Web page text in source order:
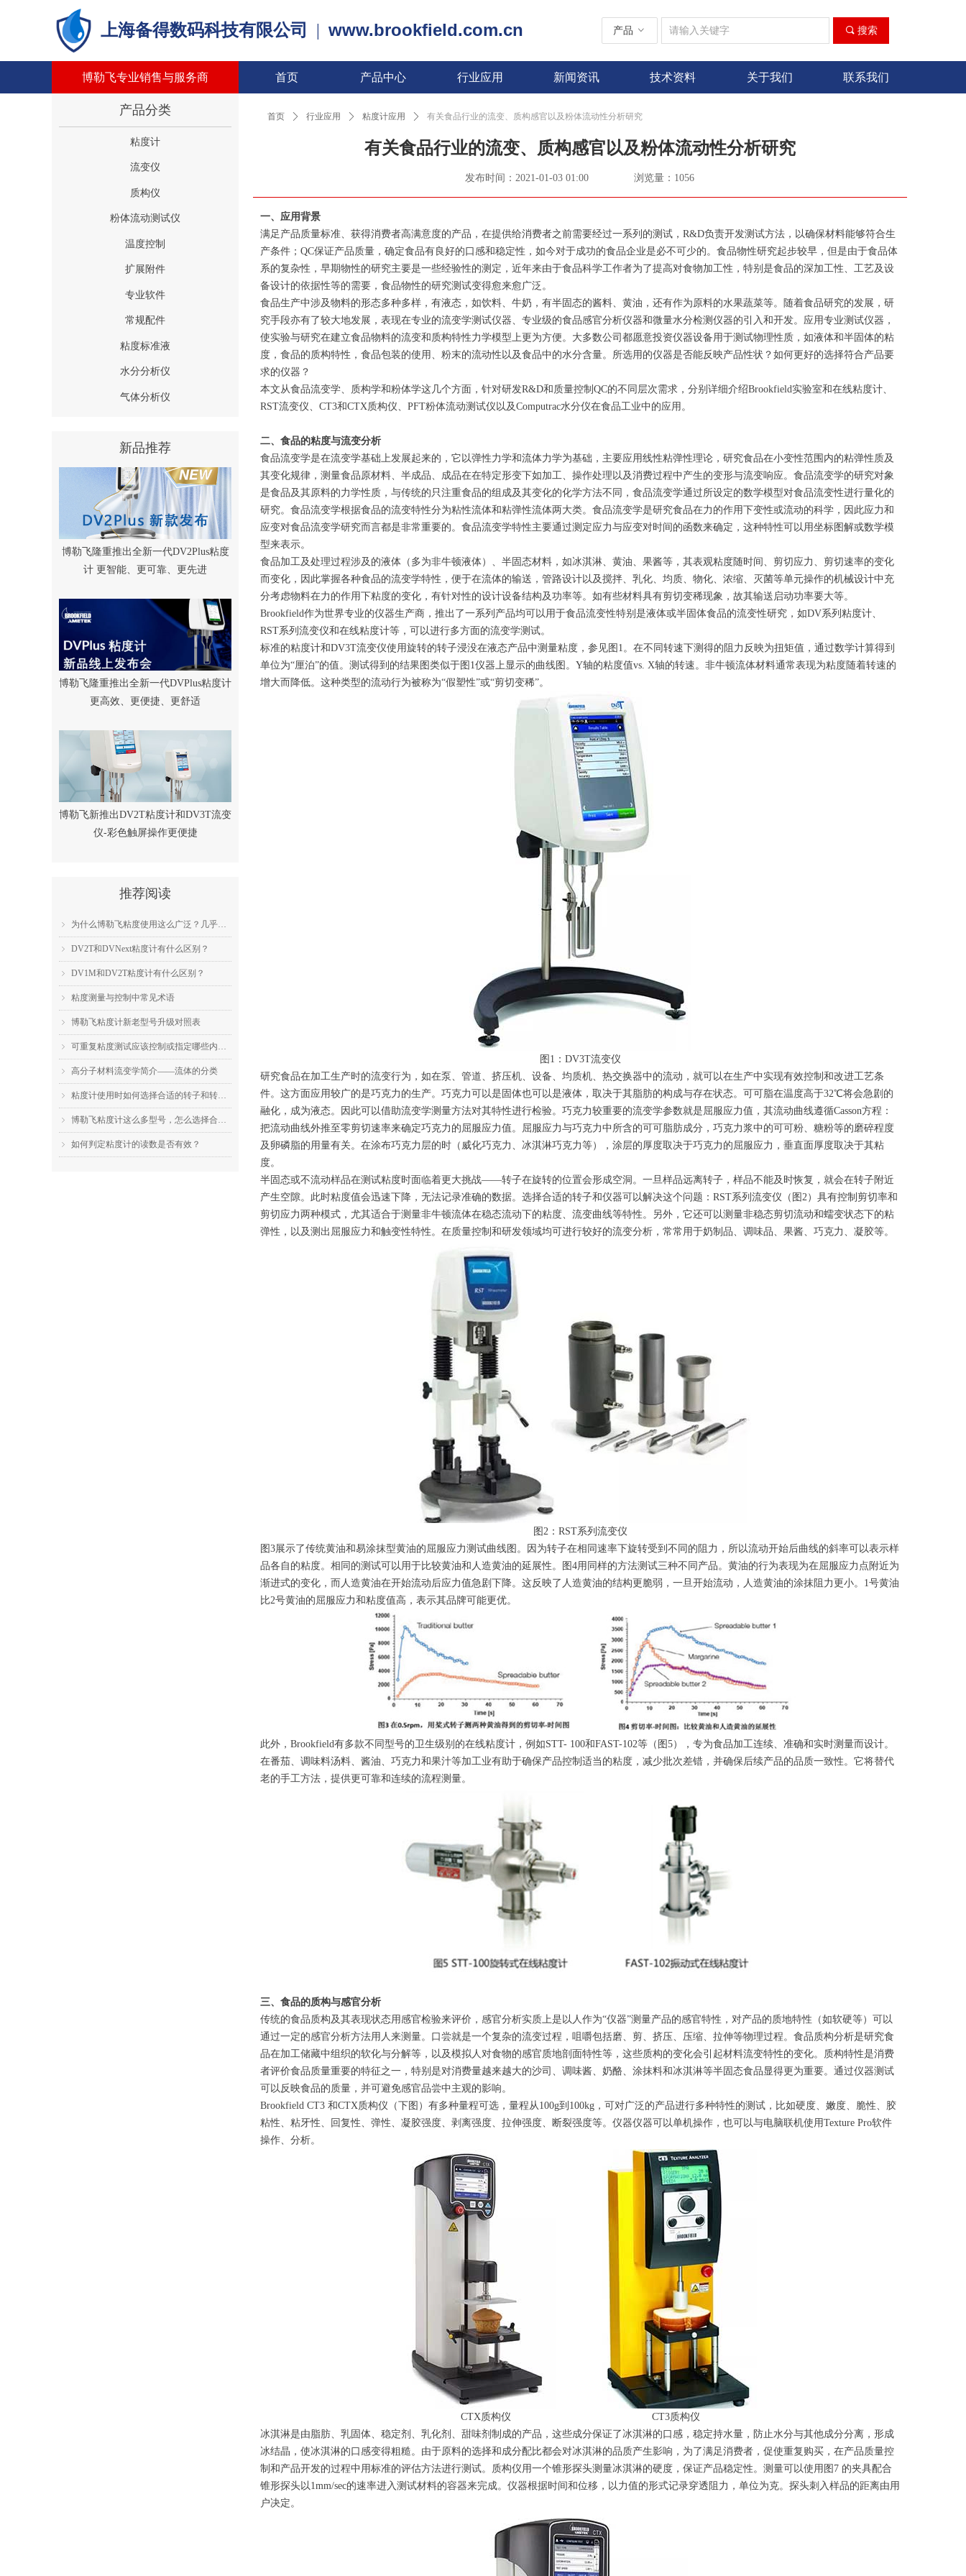
上海备得数码科技有限公司 | www.brookfield.com.cn 끠 搜索
产品 ꀁ
首页 产品中心 行业应用 新闻资讯 技术资料 关于我们 联系我们
博勒飞专业销售与服务商
有关食品行业的流变、质构感官以及粉体流动性分析研究
首页 ꄲ 行业应用 ꄲ 粘度计应用 ꄲ 有关食品行业的流变、质构感官以及粉体流动性分析研究
发布时间： 2021-01-03 01:00 浏览量： 1056
一、应用背景
满足产品质量标准、获得消费者高满意度的产品，在提供给消费者之前需要经过一系列的测试，R&D负责开发测试方法，以确保材料能够符合生
产条件；QC保证产品质量，确定食品有良好的口感和稳定性，如今对于成功的食品企业是必不可少的。食品物性研究起步较早，但是由于食品体
系的复杂性，早期物性的研究主要是一些经验性的测定，近年来由于食品科学工作者为了提高对食物加工性，特别是食品的深加工性、工艺及设
备设计的依据性等的需要，食品物性的研究测试变得愈来愈广泛。
食品生产中涉及物料的形态多种多样，有液态，如饮料、牛奶，有半固态的酱料、黄油，还有作为原料的水果蔬菜等。随着食品研究的发展，研
究手段亦有了较大地发展，表现在专业的流变学测试仪器、专业级的食品感官分析仪器和微量水分检测仪器的引入和开发。应用专业测试仪器，
使实验与研究在建立食品物料的流变和质构特性力学模型上更为方便。大多数公司都愿意投资仪器设备用于测试物理性质，如液体和半固体的粘
度，食品的质构特性，食品包装的使用、粉末的流动性以及食品中的水分含量。所选用的仪器是否能反映产品性状？如何更好的选择符合产品要
求的仪器？
本文从食品流变学、质构学和粉体学这几个方面，针对研发R&D和质量控制QC的不同层次需求，分别详细介绍Brookfield实验室和在线粘度计、
RST流变仪、CT3和CTX质构仪、PFT粉体流动测试仪以及Computrac水分仪在食品工业中的应用。
二、食品的粘度与流变分析
食品流变学是在流变学基础上发展起来的，它以弹性力学和流体力学为基础，主要应用线性粘弹性理论，研究食品在小变性范围内的粘弹性质及
其变化规律，测量食品原材料、半成品、成品在在特定形变下如加工、操作处理以及消费过程中产生的变形与流变响应。食品流变学的研究对象
是食品及其原料的力学性质，与传统的只注重食品的组成及其变化的化学方法不同，食品流变学通过所设定的数学模型对食品流变性进行量化的
研究。食品流变学根据食品的流变特性分为粘性流体和粘弹性流体两大类。食品流变学是研究食品在力的作用下变性或流动的科学，因此应力和
应变对食品流变学研究而言都是非常重要的。食品流变学特性主要通过测定应力与应变对时间的函数来确定，这种特性可以用坐标图解或数学模
型来表示。
食品加工及处理过程涉及的液体（多为非牛顿液体）、半固态材料，如冰淇淋、黄油、果酱等，其表观粘度随时间、剪切应力、剪切速率的变化
而变化，因此掌握各种食品的流变学特性，便于在流体的输送，管路设计以及搅拌、乳化、均质、物化、浓缩、灭菌等单元操作的机械设计中充
分考虑物料在力的作用下粘度的变化，有针对性的设计设备结构及功率等。如有些材料具有剪切变稀现象，故其输送启动功率要大等。
Brookfield作为世界专业的仪器生产商，推出了一系列产品均可以用于食品流变性特别是液体或半固体食品的流变性研究，如DV系列粘度计、
RST系列流变仪和在线粘度计等，可以进行多方面的流变学测试。
标准的粘度计和DV3T流变仪使用旋转的转子浸没在液态产品中测量粘度，参见图1。在不同转速下测得的阻力反映为扭矩值，通过数学计算得到
单位为“厘泊”的值。测试得到的结果图类似于图1仪器上显示的曲线图。Y轴的粘度值vs. X轴的转速。非牛顿流体材料通常表现为粘度随着转速的
增大而降低。这种类型的流动行为被称为“假塑性”或“剪切变稀”。
图1：DV3T流变仪
研究食品在加工生产时的流变行为，如在泵、管道、挤压机、设备、均质机、热交换器中的流动，就可以在生产中实现有效控制和改进工艺条
件。这方面应用较广的是巧克力的生产。巧克力可以是固体也可以是液体，取决于其脂肪的构成与存在状态。可可脂在温度高于32℃将会急剧的
融化，成为液态。因此可以借助流变学测量方法对其特性进行检验。巧克力较重要的流变学参数就是屈服应力值，其流动曲线遵循Casson方程：
把流动曲线外推至零剪切速率来确定巧克力的屈服应力值。屈服应力与巧克力中所含的可可脂肪成分，巧克力浆中的可可粉、糖粉等的磨碎程度
及卵磷脂的用量有关。在涂布巧克力层的时（威化巧克力、冰淇淋巧克力等），涂层的厚度取决于巧克力的屈服应力，垂直面厚度取决于其粘
度。
半固态或不流动样品在测试粘度时面临着更大挑战——转子在旋转的位置会形成空洞。一旦样品远离转子，样品不能及时恢复，就会在转子附近
产生空隙。此时粘度值会迅速下降，无法记录准确的数据。选择合适的转子和仪器可以解决这个问题：RST系列流变仪（图2）具有控制剪切率和
剪切应力两种模式，尤其适合于测量非牛顿流体在稳态流动下的粘度、流变曲线等特性。另外，它还可以测量非稳态剪切流动和蠕变状态下的粘
弹性，以及测出屈服应力和触变性特性。在质量控制和研发领域均可进行较好的流变分析，常常用于奶制品、调味品、果酱、巧克力、凝胶等。
图2：RST系列流变仪
图3展示了传统黄油和易涂抹型黄油的屈服应力测试曲线图。因为转子在相同速率下旋转受到不同的阻力，所以流动开始后曲线的斜率可以表示样
品各自的粘度。相同的测试可以用于比较黄油和人造黄油的延展性。图4用同样的方法测试三种不同产品。黄油的行为表现为在屈服应力点附近为
渐进式的变化，而人造黄油在开始流动后应力值急剧下降。这反映了人造黄油的结构更脆弱，一旦开始流动，人造黄油的涂抹阻力更小。1号黄油
比2号黄油的屈服应力和粘度值高，表示其品牌可能更优。
此外，Brookfield有多款不同型号的卫生级别的在线粘度计，例如STT- 100和FAST-102等（图5），专为食品加工连续、准确和实时测量而设计。
在番茄、调味料汤料、酱油、巧克力和果汁等加工业有助于确保产品控制适当的粘度，减少批次差错，并确保后续产品的品质一致性。它将替代
老的手工方法，提供更可靠和连续的流程测量。
三、食品的质构与感官分析
传统的食品质构及其表现状态用感官检验来评价，感官分析实质上是以人作为“仪器”测量产品的感官特性，对产品的质地特性（如软硬等）可以
通过一定的感官分析方法用人来测量。口尝就是一个复杂的流变过程，咀嚼包括磨、剪、挤压、压缩、拉伸等物理过程。食品质构分析是研究食
品在加工储藏中组织的软化与分解等，以及模拟人对食物的感官质地剖面特性等，这些质构的变化会引起材料流变特性的变化。质构特性是消费
者评价食品质量重要的特征之一，特别是对消费量越来越大的沙司、调味酱、奶酪、涂抹料和冰淇淋等半固态食品显得更为重要。通过仪器测试
可以反映食品的质量，并可避免感官品尝中主观的影响。
Brookfield CT3 和CTX质构仪（下图）有多种量程可选，量程从100g到100kg，可对广泛的产品进行多种特性的测试，比如硬度、嫩度、脆性、胶
粘性、粘牙性、回复性、弹性、凝胶强度、剥离强度、拉伸强度、断裂强度等。仪器仪器可以单机操作，也可以与电脑联机使用Texture Pro软件
操作、分析。
CTX质构仪 CT3质构仪
冰淇淋是由脂肪、乳固体、稳定剂、乳化剂、甜味剂制成的产品，这些成分保证了冰淇淋的口感，稳定持水量，防止水分与其他成分分离，形成
冰结晶，使冰淇淋的口感变得粗糙。由于原料的选择和成分配比都会对冰淇淋的品质产生影响，为了满足消费者，促使重复购买，在产品质量控
制和产品开发的过程中用标准的评估方法进行测试。质构仪用一个锥形探头测量冰淇淋的硬度，保证产品稳定性。测量可以使用图7 的夹具配合
锥形探头以1mm/sec的速率进入测试材料的容器来完成。仪器根据时间和位移，以力值的形式记录穿透阻力，单位为克。探头刺入样品的距离由用
户决定。
粘度计
流变仪
质构仪
粉体流动测试仪
温度控制
扩展附件
专业软件
常规配件
粘度标准液
水分分析仪
气体分析仪
产品分类
ꁇ 为什么博勒飞粘度使用这么广泛？几乎成为了行业标准？
ꁇ DV2T和DVNext粘度计有什么区别？
ꁇ DV1M和DV2T粘度计有什么区别？
ꁇ 粘度测量与控制中常见术语
ꁇ 博勒飞粘度计新老型号升级对照表
ꁇ 可重复粘度测试应该控制或指定哪些内容？
ꁇ 高分子材料流变学简介——流体的分类
ꁇ 粘度计使用时如何选择合适的转子和转速？
ꁇ 博勒飞粘度计这么多型号，怎么选择合适的机型？
ꁇ 如何判定粘度计的读数是否有效？
推荐阅读
新品推荐
博勒飞隆重推出全新一代DV2Plus粘度
计 更智能、更可靠、更先进
博勒飞隆重推出全新一代DVPlus粘度计
更高效、更便捷、更舒适
博勒飞新推出DV2T粘度计和DV3T流变
仪-彩色触屏操作更便捷